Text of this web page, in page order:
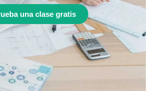
una clase gratis